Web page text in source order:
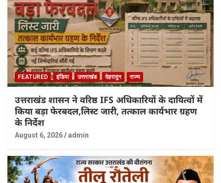
FEATURED इंडिया उत्तराखंड देहरादून राज्य
उत्तराखंड शासन ने वरिष्ठ IFS अधिकारियों के दायित्वों में
किया बड़ा फेरबदल,लिस्ट जारी, तत्काल कार्यभार ग्रहण
के निर्देश
August 6, 2026 admin